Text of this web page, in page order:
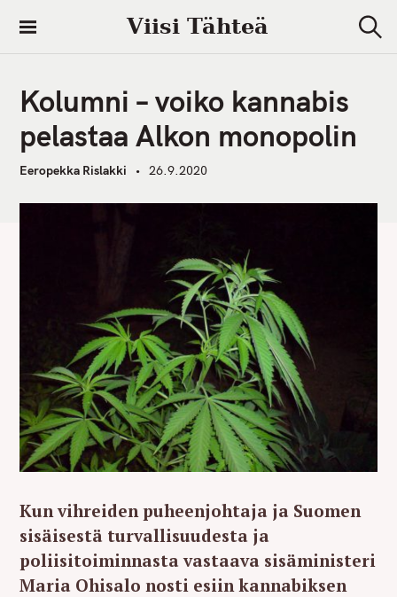
i
Viisi Tähteä
e
Kolumni – voiko kannabis
pelastaa Alkon monopolin
Eeropekka Rislakki 26.9.2020
Kun vihreiden puheenjohtaja ja Suomen
sisäisestä turvallisuudesta ja
poliisitoiminnasta vastaava sisäministeri
Maria Ohisalo nosti esiin kannabiksen